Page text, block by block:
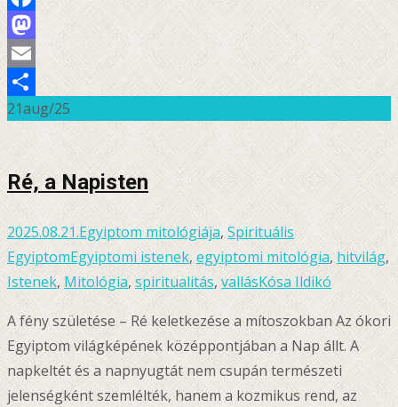
Facebook
Mastodon
Email
Ossza
meg
21aug/25
Ré, a Napisten
2025.08.21.Egyiptom mitológiája, Spirituális
EgyiptomEgyiptomi istenek,egyiptomi mitológia, hitvilág,
Istenek,Mitológia,spiritualitás,vallásKósa Ildikó
A fény születése – Ré keletkezése a mítoszokban Az ókori
Egyiptom világképének középpontjában a Nap állt. A
napkeltét és a napnyugtát nem csupán természeti
jelenségként szemlélték, hanem a kozmikus rend, az